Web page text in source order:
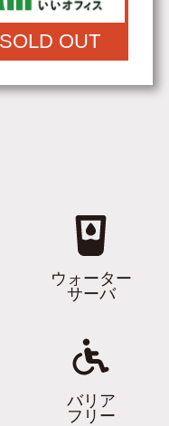
SOLD OUT
ウォーター
サーバ
バリア
フリー